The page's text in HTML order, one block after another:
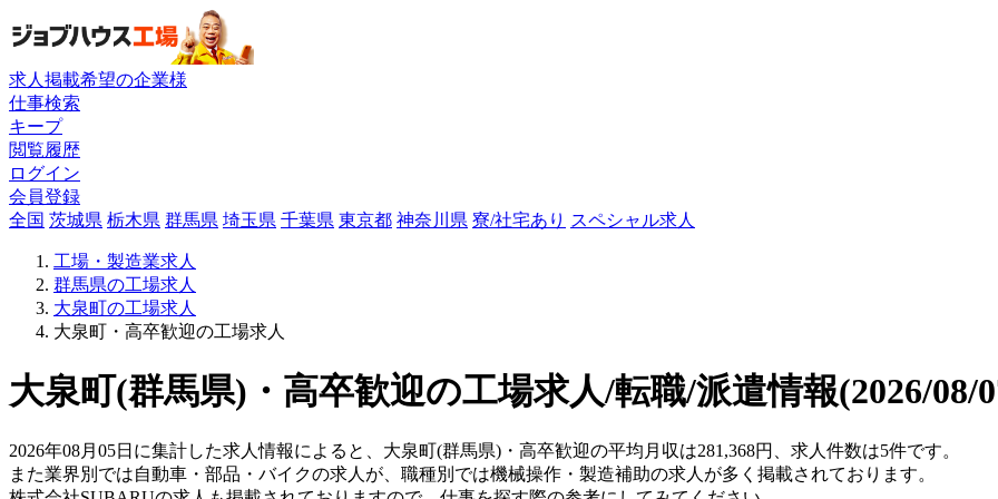
求人掲載希望の企業様
仕事検索
キープ
閲覧履歴
ログイン
会員登録
全国 茨城県 栃木県 群馬県 埼玉県 千葉県 東京都 神奈川県 寮/社宅あり スペシャル求人
工場・製造業求人
群馬県の工場求人
大泉町の工場求人
大泉町・高卒歓迎の工場求人
大泉町(群馬県)・高卒歓迎の工場求人/転職/派遣情報(2026/08/
2026年08月05日に集計した求人情報によると、大泉町(群馬県)・高卒歓迎の平均月収は281,368円、求人件数は5件です。
また業界別では自動車・部品・バイクの求人が、職種別では機械操作・製造補助の求人が多く掲載されております。